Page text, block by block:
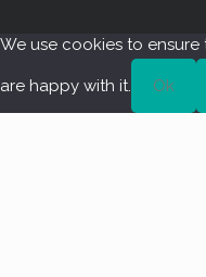
We use cookies to
are happy with it. Ok